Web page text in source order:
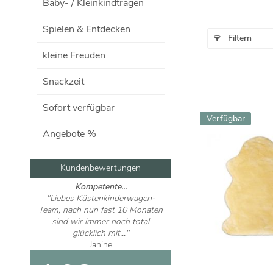
Baby- / Kleinkindtragen
Spielen & Entdecken
kleine Freuden
Snackzeit
Sofort verfügbar
Angebote %
Kundenbewertungen
Kompetente...
"Liebes Küstenkinderwagen-
Team, nach nun fast 10 Monaten
sind wir immer noch total
glücklich mit..."
Janine
Filtern
Verfügbar